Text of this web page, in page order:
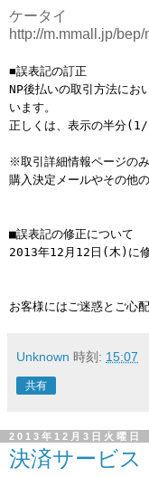
ケータイ
http://m.mmall.jp/
■誤表記の訂正
NP後払いの取引方法にお
います。
正しくは、表示の半分(1/
※取引詳細情報ページの
購入決定メールやその他
■誤表記の修正について
2013年12月12日(木)に修
お客様にはご迷惑とご心
Unknown 時刻: 15:07
共有
2013年12月3日火曜日
決済サービス